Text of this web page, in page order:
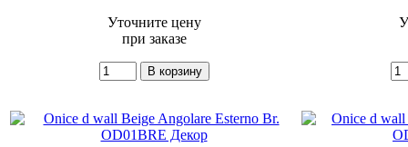
Уточните цену
при заказе